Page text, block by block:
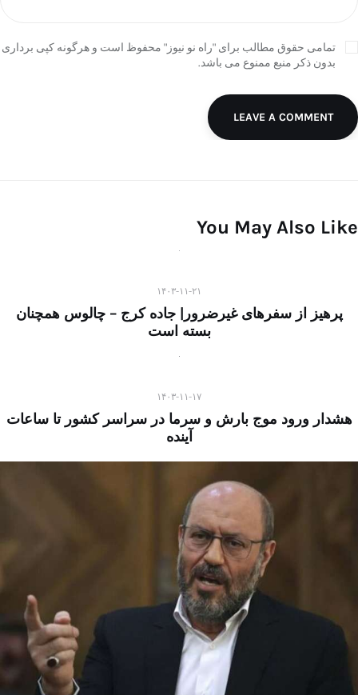
تمامی حقوق مطالب برای "راه نو نیوز" محفوظ است و هرگونه کپی برداری
بدون ذکر منبع ممنوع می باشد.
LEAVE A COMMENT
You May Also Like
۱۴۰۳-۱۱-۲۱
پرهیز از سفرهای غیرضرور| جاده کرج – چالوس همچنان
بسته است
۱۴۰۳-۱۱-۱۷
هشدار ورود موج بارش و سرما در سراسر کشور تا ساعات
آینده